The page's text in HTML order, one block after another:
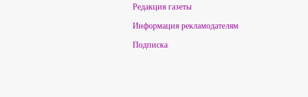
Редакция газеты
Информация рекламодателям
Подписка